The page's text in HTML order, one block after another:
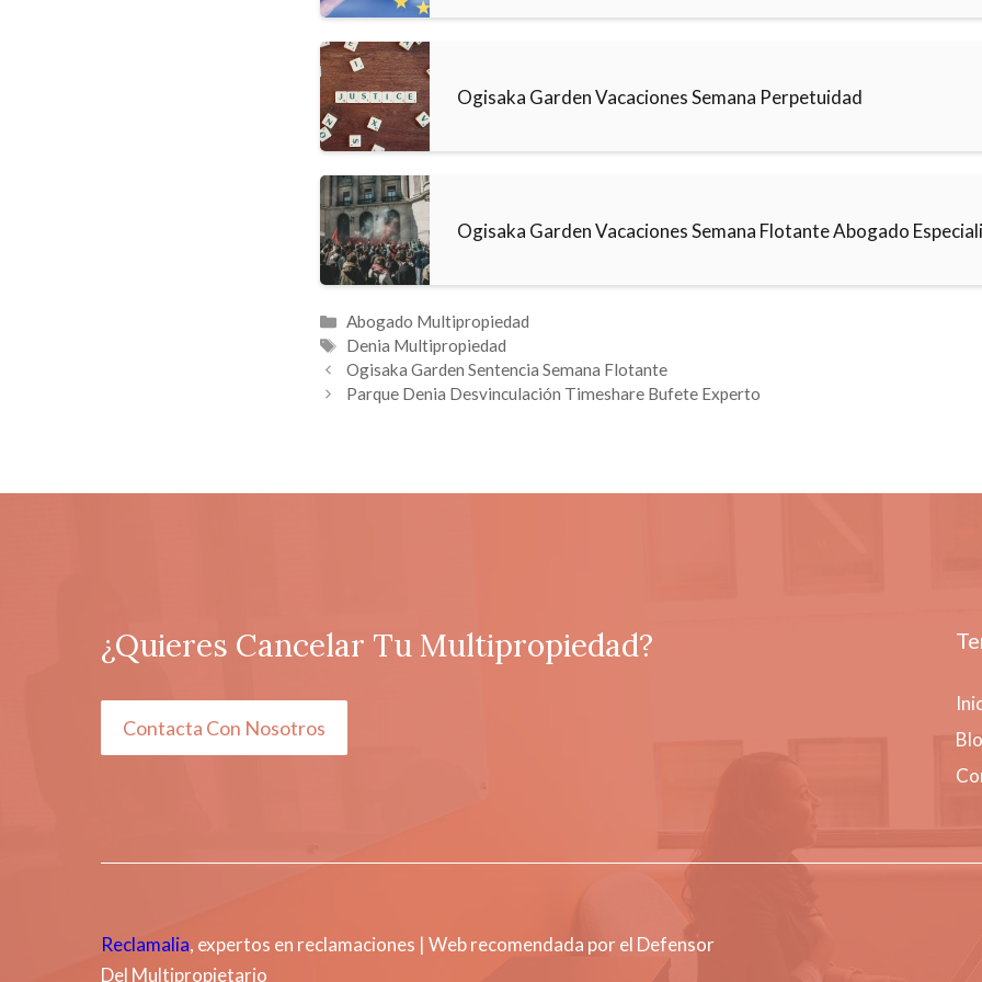
Ogisaka Garden Vacaciones Semana Perpetuidad
Ogisaka Garden Vacaciones Semana Flotante Abogado
Categorías
Abogado Multipropiedad
Etiquetas
Denia Multipropiedad
Ogisaka Garden Sentencia Semana Flotante
Parque Denia Desvinculación Timeshare Bufete Experto
¿Quieres Cancelar Tu Multipropiedad?
Contacta Con Nosotros
Reclamalia, expertos en reclamaciones | Web recomendada por el Defensor
Del Multipropietario